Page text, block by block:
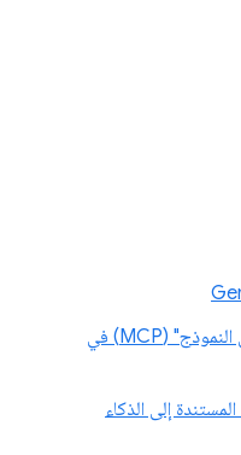
تحسينات لخادم "بروتوكول سياق النموذج" (MCP) في
إلى الذكاء